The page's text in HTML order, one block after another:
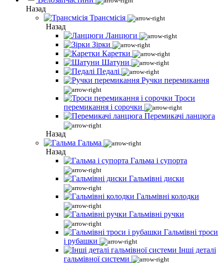
Назад
Трансмісія
Назад
Ланцюги
Зірки
Каретки
Шатуни
Педалі
Ручки перемикання
Троси
перемикання і сорочки
Перемикачі ланцюга
Назад
Гальма
Назад
Гальма і супорта
Гальмівні диски
Гальмівні колодки
Гальмівні ручки
Гальмівні троси
і рубашки
Інші деталі
гальмівної системи